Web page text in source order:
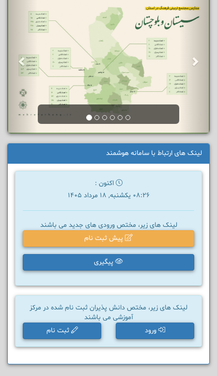
لینک های ارتباط با سامانه هوشمند
اکنون :
08:26 یکشنبه, 18 مرداد 1405
لینک های زیر، مختص ورودی های جدید می باشند
پیش ثبت نام
پیگیری
لینک های زیر، مختص دانش پذیران ثبت نام شده در مرکز
آموزشی می باشند
ورود
ثبت نام